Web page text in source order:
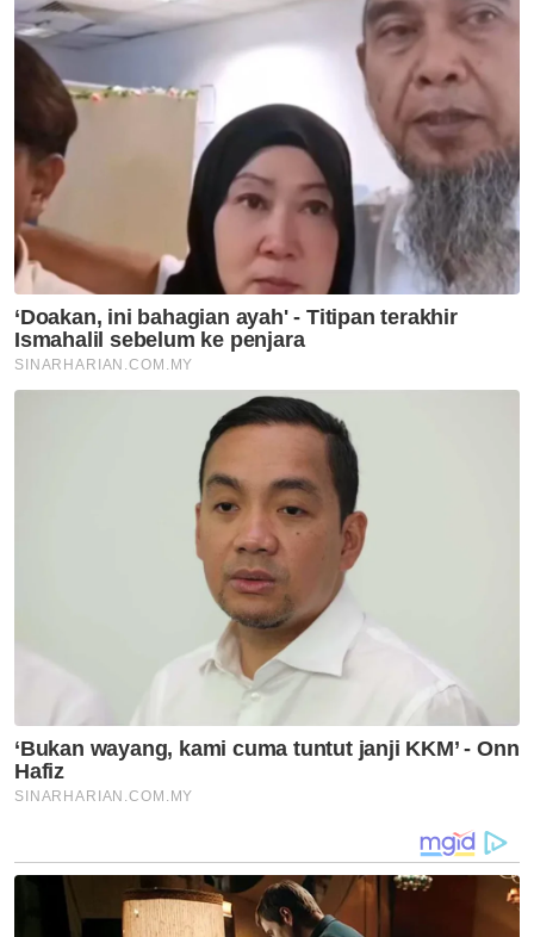
catat IPU tidak sihat - JAS
Nasional
RS-2 gariskan 98 inisiatif pacu
Selangor 2030